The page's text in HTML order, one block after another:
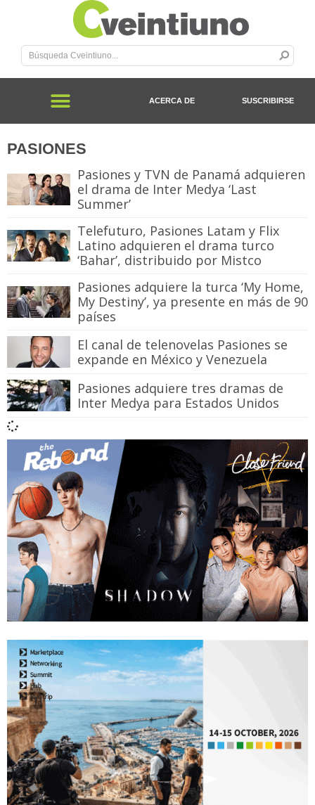
ACERCA DE SUSCRIBIRSE
PASIONES
Pasiones y TVN de Panamá adquieren
el drama de Inter Medya ‘Last
Summer’
Telefuturo, Pasiones Latam y Flix
Latino adquieren el drama turco
‘Bahar’, distribuido por Mistco
Pasiones adquiere la turca ‘My Home,
My Destiny’, ya presente en más de 90
países
El canal de telenovelas Pasiones se
expande en México y Venezuela
Pasiones adquiere tres dramas de
Inter Medya para Estados Unidos